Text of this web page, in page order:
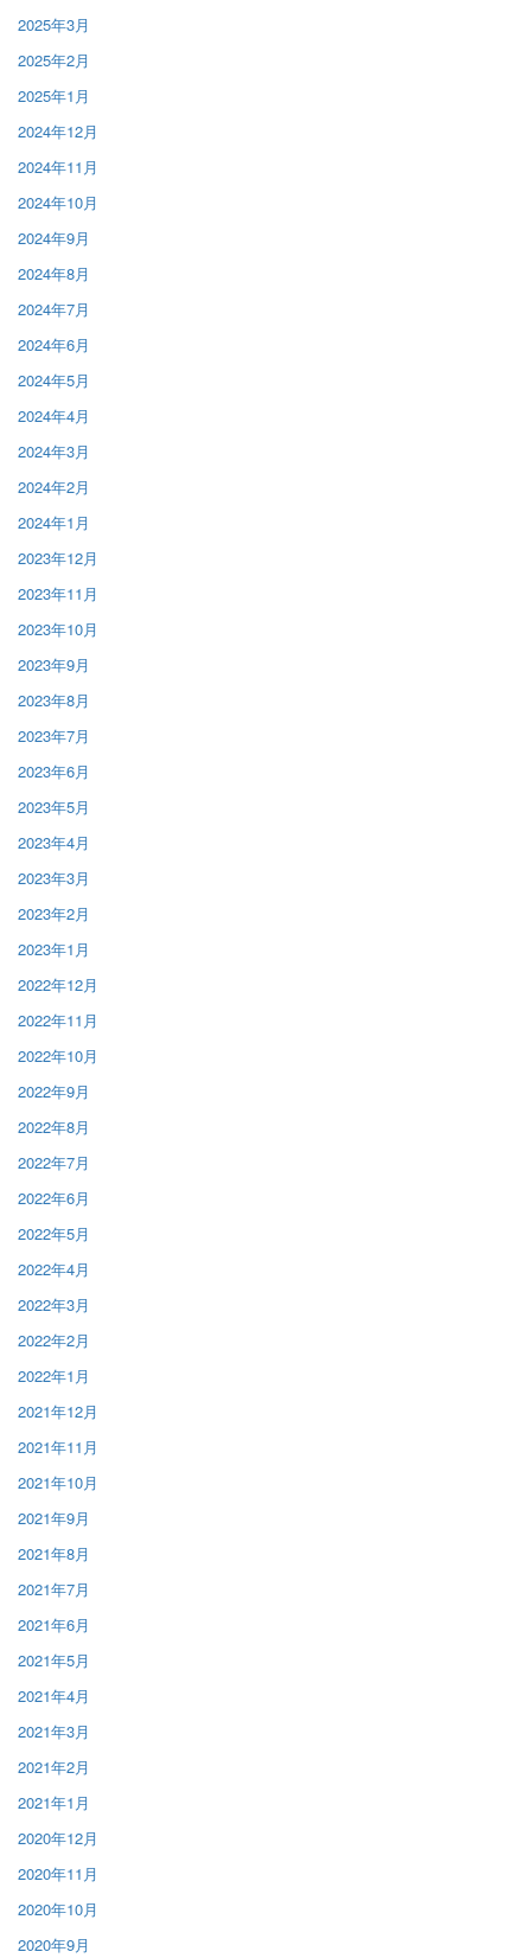
2025年3月
2025年2月
2025年1月
2024年12月
2024年11月
2024年10月
2024年9月
2024年8月
2024年7月
2024年6月
2024年5月
2024年4月
2024年3月
2024年2月
2024年1月
2023年12月
2023年11月
2023年10月
2023年9月
2023年8月
2023年7月
2023年6月
2023年5月
2023年4月
2023年3月
2023年2月
2023年1月
2022年12月
2022年11月
2022年10月
2022年9月
2022年8月
2022年7月
2022年6月
2022年5月
2022年4月
2022年3月
2022年2月
2022年1月
2021年12月
2021年11月
2021年10月
2021年9月
2021年8月
2021年7月
2021年6月
2021年5月
2021年4月
2021年3月
2021年2月
2021年1月
2020年12月
2020年11月
2020年10月
2020年9月